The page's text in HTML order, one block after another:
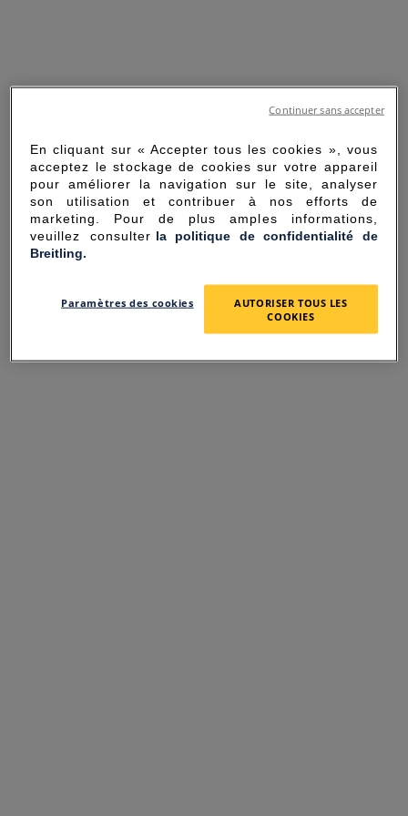
SORRY FOR THE
INCONVENIENCE
UNEXPECTED ERROR OCCURRED.
En cliquant sur « Accepter tous les cookies », vous
acceptez le stockage de cookies sur votre appareil
pour améliorer la navigation sur le site, analyser
son utilisation et contribuer à nos efforts de
marketing. Pour de plus amples informations,
veuillez consulter la politique de confidentialité de
Breitling.
Paramètres des cookies
AUTORISER TOUS LES
COOKIES
Continuer sans accepter